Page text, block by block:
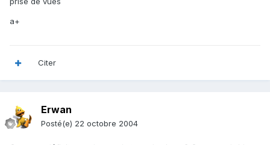
a+
Citer
Erwan
Posté(e) 22 octobre 2004